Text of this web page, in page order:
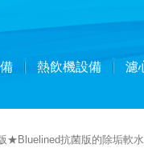
熱飲機設備 濾
★Bluelined抗菌版的除垢軟